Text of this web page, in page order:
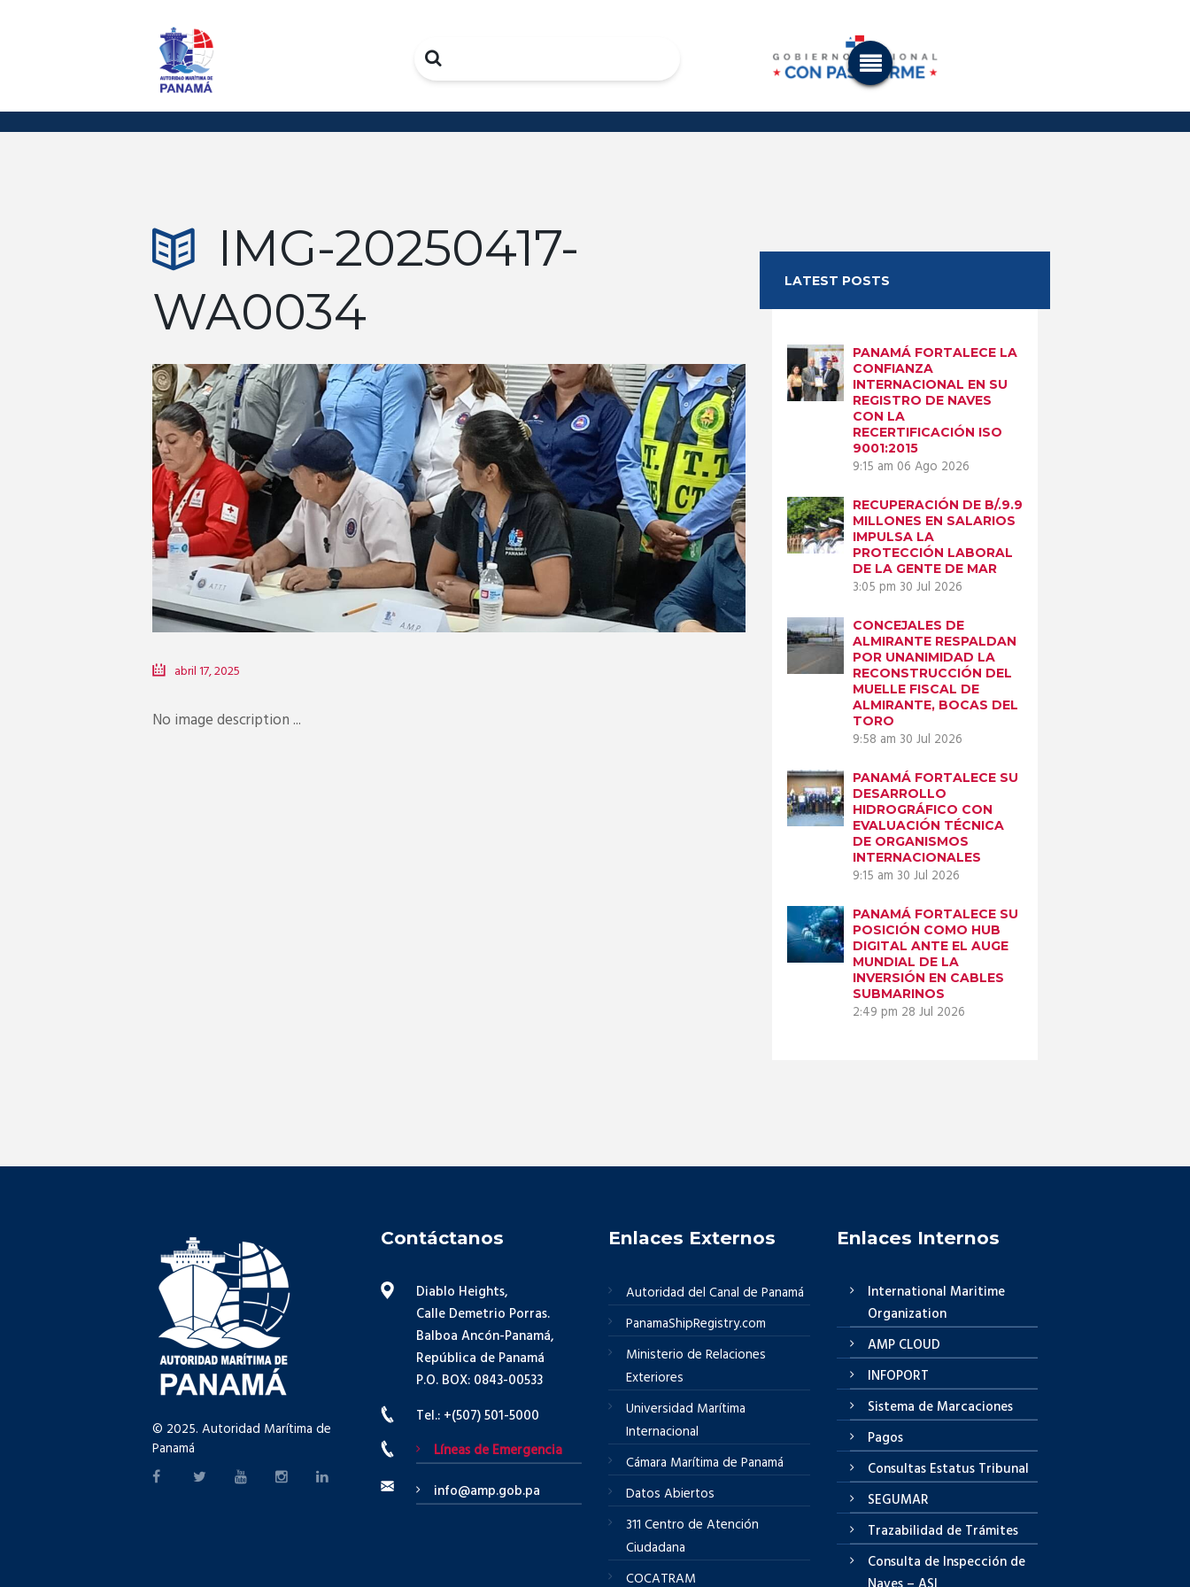
Search
IMG-20250417-
WA0034
IMG-20250417-
WA0033
abril 17, 2025
No image description ...
LATEST POSTS
PANAMÁ FORTALECE LA
CONFIANZA
INTERNACIONAL EN SU
REGISTRO DE NAVES
CON LA
RECERTIFICACIÓN ISO
9001:2015
9:15 am 06 Ago 2026
RECUPERACIÓN DE B/.9.9
MILLONES EN SALARIOS
IMPULSA LA
PROTECCIÓN LABORAL
DE LA GENTE DE MAR
3:05 pm 30 Jul 2026
CONCEJALES DE
ALMIRANTE RESPALDAN
POR UNANIMIDAD LA
RECONSTRUCCIÓN DEL
MUELLE FISCAL DE
ALMIRANTE, BOCAS DEL
TORO
9:58 am 30 Jul 2026
PANAMÁ FORTALECE SU
DESARROLLO
HIDROGRÁFICO CON
EVALUACIÓN TÉCNICA
DE ORGANISMOS
INTERNACIONALES
9:15 am 30 Jul 2026
PANAMÁ FORTALECE SU
POSICIÓN COMO HUB
DIGITAL ANTE EL AUGE
MUNDIAL DE LA
INVERSIÓN EN CABLES
SUBMARINOS
2:49 pm 28 Jul 2026
© 2025. Autoridad Marítima de
Panamá
Contáctanos
Diablo Heights,
Calle Demetrio Porras.
Balboa Ancón-Panamá,
República de Panamá
P.O. BOX: 0843-00533
Tel.: +(507) 501-5000
Líneas de Emergencia
info@amp.gob.pa
Enlaces Externos
Autoridad del Canal de Panamá
PanamaShipRegistry.com
Ministerio de Relaciones
Exteriores
Universidad Marítima
Internacional
Cámara Marítima de Panamá
Datos Abiertos
311 Centro de Atención
Ciudadana
COCATRAM
Enlaces Internos
International Maritime
Organization
AMP CLOUD
INFOPORT
Sistema de Marcaciones
Pagos
Consultas Estatus Tribunal
SEGUMAR
Trazabilidad de Trámites
Consulta de Inspección de